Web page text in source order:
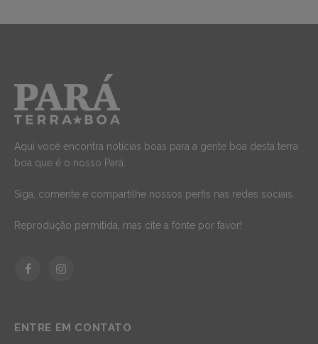
Aqui você encontra notícias boas para a gente boa desta terra
boa que é o nosso Pará.
Siga, comente e compartilhe nossos perfis nas redes sociais.
Reprodução permitida, mas cite a fonte por favor!
FacebookInstagram
ENTRE EM CONTATO